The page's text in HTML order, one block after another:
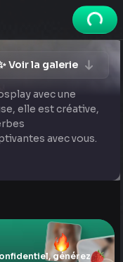
Voir la galerie
avec une
elle est créative,
avec vous.
générez